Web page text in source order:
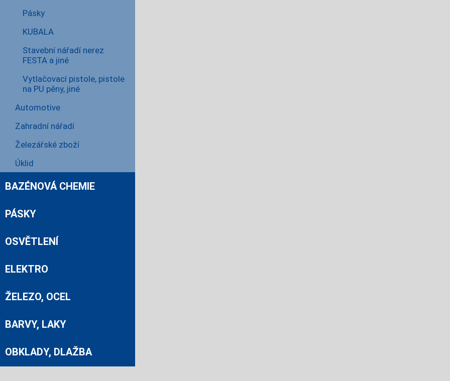
Pásky
KUBALA
Stavební nářadí nerez
FESTA a jiné
Vytlačovací pistole, pistole
na PU pěny, jiné
Automotive
Zahradní nářadí
Železářské zboží
Úklid
BAZÉNOVÁ CHEMIE
PÁSKY
OSVĚTLENÍ
ELEKTRO
ŽELEZO, OCEL
BARVY, LAKY
OBKLADY, DLAŽBA